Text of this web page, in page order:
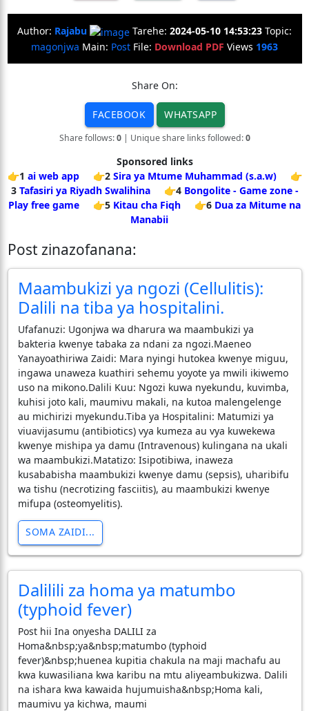
Author: Rajabu Tarehe: 2024-05-10 14:53:23 Topic:
magonjwa Main: Post File: Download PDF Views 1963
Share On:
FACEBOOK WHATSAPP
Share follows:0| Unique share links followed:0
Sponsored links
👉1 ai web app 👉2 Sira ya Mtume Muhammad (s.a.w)
👉
3 Tafasiri ya Riyadh Swalihina 👉4 Bongolite - Game zone -
Play free game
👉5 Kitau cha Fiqh 👉6 Dua za Mitume na
Manabii
Post zinazofanana:
Maambukizi ya ngozi (Cellulitis):
Dalili na tiba ya hospitalini.
Ufafanuzi: Ugonjwa wa dharura wa maambukizi ya
bakteria kwenye tabaka za ndani za ngozi.Maeneo
Yanayoathiriwa Zaidi: Mara nyingi hutokea kwenye miguu,
ingawa unaweza kuathiri sehemu yoyote ya mwili ikiwemo
uso na mikono.Dalili Kuu: Ngozi kuwa nyekundu, kuvimba,
kuhisi joto kali, maumivu makali, na kutoa malengelenge
au michirizi myekundu.Tiba ya Hospitalini: Matumizi ya
viuavijasumu (antibiotics) vya kumeza au vya kuwekewa
kwenye mishipa ya damu (Intravenous) kulingana na ukali
wa maambukizi.Matatizo: Isipotibiwa, inaweza
kusababisha maambukizi kwenye damu (sepsis), uharibifu
wa tishu (necrotizing fasciitis), au maambukizi kwenye
mifupa (osteomyelitis).
SOMA ZAIDI...
Dalilili za homa ya matumbo
(typhoid fever)
Post hii Ina onyesha DALILI za
Homa&nbsp;ya&nbsp;matumbo (typhoid
fever)&nbsp;huenea kupitia chakula na maji machafu au
kwa kuwasiliana kwa karibu na mtu aliyeambukizwa. Dalili
na ishara kwa kawaida hujumuisha&nbsp;Homa kali,
maumivu ya kichwa, maumi